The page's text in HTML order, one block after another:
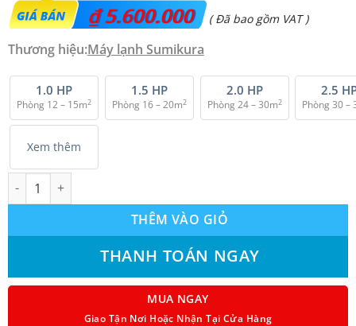
Giá
gốc
₫ 6.150.000.
₫5.600.000
Giá
là:
₫ 5.600.000.
( Đã bao gồm VAT )
Thương hiệu:Máy lạnh Sumikura
1.0 HP
Phòng 12 – 15m2
1.5 HP
Phòng 16 – 20m2
2.0 HP
Phòng 24 – 30m2
2.5
Phòng 30 –
Xem thêm
Máy lạnh Sumikura SK-(H)120 (1.5Hp) số lượng
THÊM VÀO GIỎ
THANH TOÁN NGAY
MUA NGAY
Giao Tận Nơi Hoặc Nhận Tại Cửa Hàng